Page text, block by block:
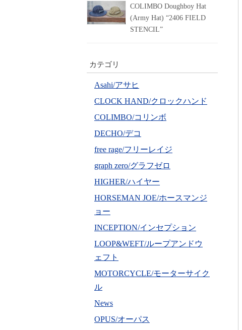
COLIMBO Doughboy Hat
(Army Hat) “2406 FIELD
STENCIL”
カテゴリ
Asahi/アサヒ
CLOCK HAND/クロックハンド
COLIMBO/コリンボ
DECHO/デコ
free rage/フリーレイジ
graph zero/グラフゼロ
HIGHER/ハイヤー
HORSEMAN JOE/ホースマンジ
ョー
INCEPTION/インセプション
LOOP&WEFT/ループアンドウ
ェフト
MOTORCYCLE/モーターサイク
ル
News
OPUS/オーパス